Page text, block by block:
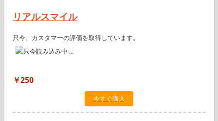
リアルスマイル
只今、カスタマーの評価を取得しています。
￥250
今すぐ購入